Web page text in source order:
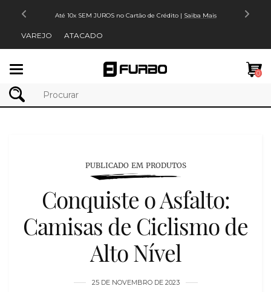
Até 10x SEM JUROS no Cartão de Crédito | Saiba Mais
VAREJO ATACADO
0
PUBLICADO EM PRODUTOS
Conquiste o Asfalto:
Camisas de Ciclismo de
Alto Nível
25 DE NOVEMBRO DE 2023